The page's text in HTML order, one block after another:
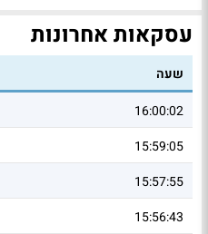
עסקאות אחרונות
שעה
16:00:02
15:59:05
15:57:55
15:56:43